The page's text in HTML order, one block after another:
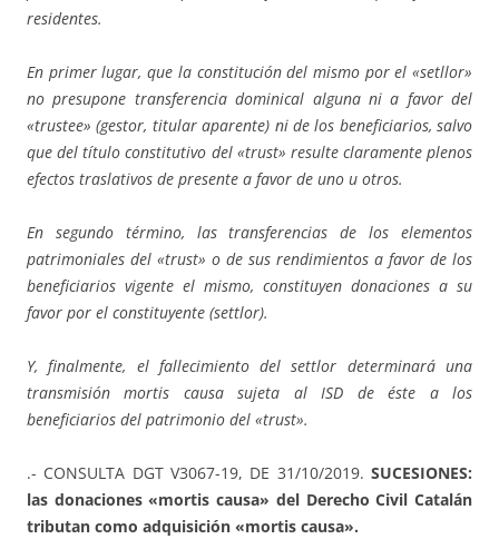
residentes.
En primer lugar, que la constitución del mismo por el «setllor»
no presupone transferencia dominical alguna ni a favor del
«trustee» (gestor, titular aparente) ni de los beneficiarios, salvo
que del título constitutivo del «trust» resulte claramente plenos
efectos traslativos de presente a favor de uno u otros.
En segundo término, las transferencias de los elementos
patrimoniales del «trust» o de sus rendimientos a favor de los
beneficiarios vigente el mismo, constituyen donaciones a su
favor por el constituyente (settlor).
Y, finalmente, el fallecimiento del settlor determinará una
transmisión mortis causa sujeta al ISD de éste a los
beneficiarios del patrimonio del «trust».
.- CONSULTA DGT V3067-19, DE 31/10/2019. SUCESIONES:
las donaciones «mortis causa» del Derecho Civil Catalán
tributan como adquisición «mortis causa».